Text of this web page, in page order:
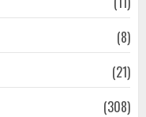
(8)
(21)
(308)